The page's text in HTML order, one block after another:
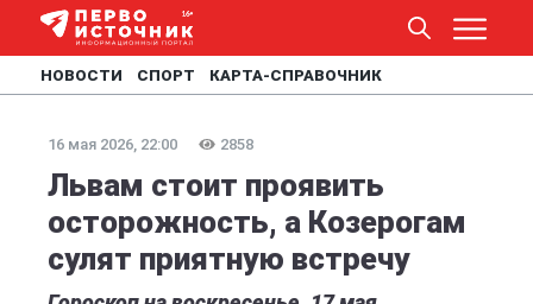
НОВОСТИ СПОРТ КАРТА-СПРАВОЧНИК
16 мая 2026, 22:00 2858
Львам стоит проявить
осторожность, а Козерогам
сулят приятную встречу